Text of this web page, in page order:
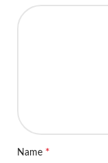
Name *